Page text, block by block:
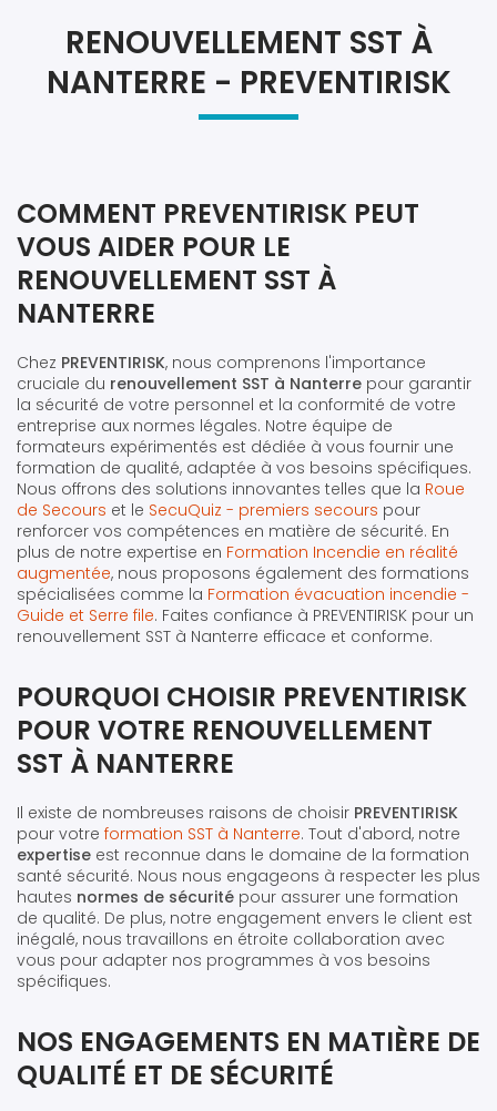
RENOUVELLEMENT SST À
NANTERRE - PREVENTIRISK
COMMENT PREVENTIRISK PEUT
VOUS AIDER POUR LE
RENOUVELLEMENT SST À
NANTERRE
Chez PREVENTIRISK, nous comprenons l'importance
cruciale du renouvellement SST à Nanterre pour garantir
la sécurité de votre personnel et la conformité de votre
entreprise aux normes légales. Notre équipe de
formateurs expérimentés est dédiée à vous fournir une
formation de qualité, adaptée à vos besoins spécifiques.
Nous offrons des solutions innovantes telles que la Roue
de Secours et le SecuQuiz - premiers secours pour
renforcer vos compétences en matière de sécurité. En
plus de notre expertise en Formation Incendie en réalité
augmentée, nous proposons également des formations
spécialisées comme la Formation évacuation incendie -
Guide et Serre file. Faites confiance à PREVENTIRISK pour un
renouvellement SST à Nanterre efficace et conforme.
POURQUOI CHOISIR PREVENTIRISK
POUR VOTRE RENOUVELLEMENT
SST À NANTERRE
Il existe de nombreuses raisons de choisir PREVENTIRISK
pour votre formation SST à Nanterre. Tout d'abord, notre
expertise est reconnue dans le domaine de la formation
santé sécurité. Nous nous engageons à respecter les plus
hautes normes de sécurité pour assurer une formation
de qualité. De plus, notre engagement envers le client est
inégalé, nous travaillons en étroite collaboration avec
vous pour adapter nos programmes à vos besoins
spécifiques.
NOS ENGAGEMENTS EN MATIÈRE DE
QUALITÉ ET DE SÉCURITÉ